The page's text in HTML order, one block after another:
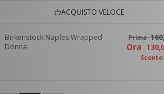
ACQUISTO VELOCE
Birkenstock Naples Wrapped
Donna
Prima
Ora
Sconto